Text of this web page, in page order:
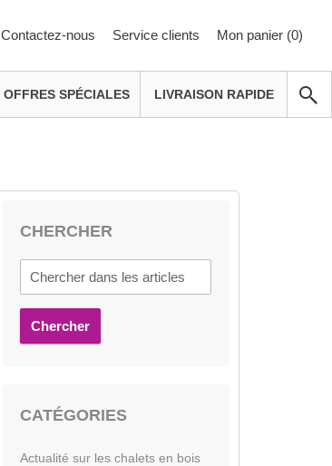
Contactez-nous Service clients Mon panier (0)
OFFRES SPÉCIALES LIVRAISON RAPIDE
CHERCHER
Chercher
CATÉGORIES
Actualité sur les chalets en bois